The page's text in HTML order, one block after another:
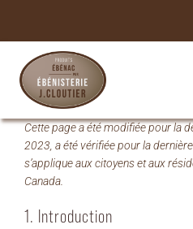
À propos
Produits
Cette page a été modifiée pour la
2023, a été vérifiée pour la
s’applique aux citoyens et aux
Canada.
1. Introduction